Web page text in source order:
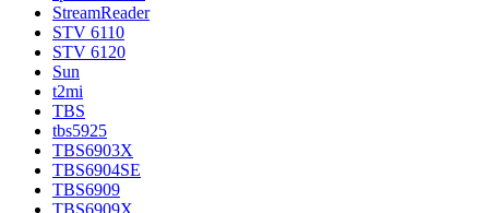
StreamReader
STV 6110
STV 6120
Sun
t2mi
TBS
tbs5925
TBS6903X
TBS6904SE
TBS6909
TBS6909X